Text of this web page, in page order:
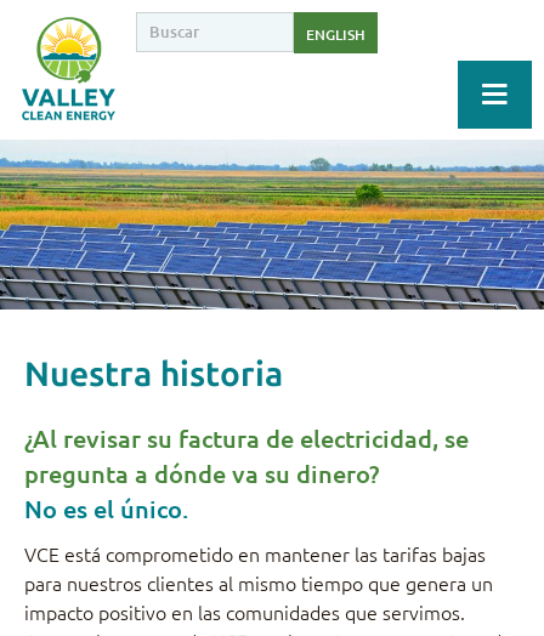
ENGLISH
Nuestra historia
¿Al revisar su factura de electricidad, se
pregunta a dónde va su dinero?
No es el único.
VCE está comprometido en mantener las tarifas bajas
para nuestros clientes al mismo tiempo que genera un
impacto positivo en las comunidades que servimos.